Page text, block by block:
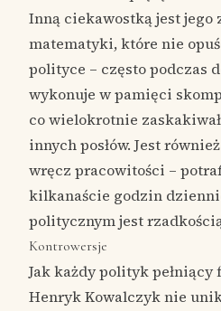
Inną ciekawostką jest jego
matematyki, które nie
polityce – często podczas
wykonuje w pamięci
co wielokrotnie
innych posłów. Jest
wręcz pracowitości –
kilkanaście godzin
politycznym jest
Kontrowersje
Jak każdy polityk
Henryk Kowalczyk nie